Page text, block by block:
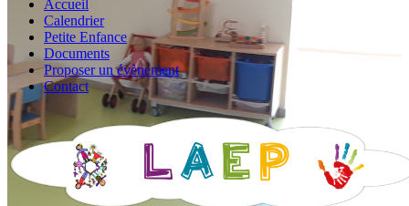
Accueil
Calendrier
Petite Enfance
Documents
Proposer un évènement
Contact